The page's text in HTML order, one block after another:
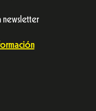
newsletter